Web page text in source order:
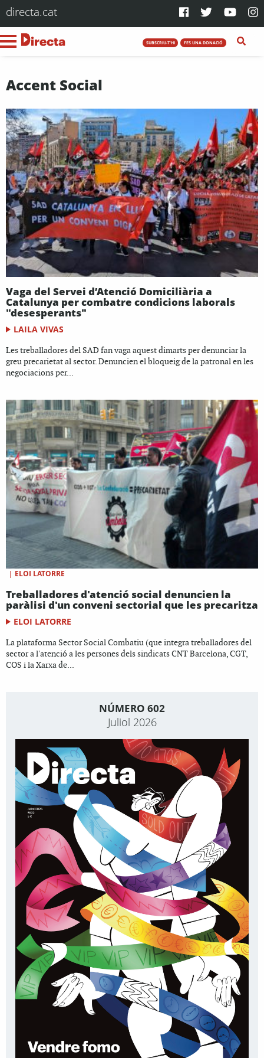
directa.cat
SUBSCRIU-T'HI FES UNA DONACIÓ
Accent Social
Vaga del Servei d’Atenció Domiciliària a
Catalunya per combatre condicions laborals
"desesperants"
LAILA VIVAS
Les treballadores del SAD fan vaga aquest dimarts per denunciar la
greu precarietat al sector. Denuncien el bloqueig de la patronal en les
negociacions per...
| ELOI LATORRE
Treballadores d'atenció social denuncien la
paràlisi d'un conveni sectorial que les precaritza
ELOI LATORRE
La plataforma Sector Social Combatiu (que integra treballadores del
sector a l'atenció a les persones dels sindicats CNT Barcelona, CGT,
COS i la Xarxa de...
NÚMERO 602
Juliol 2026